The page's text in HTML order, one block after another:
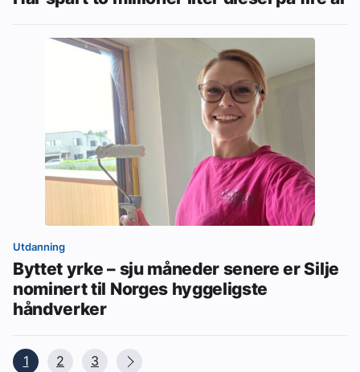
Utdanning
Byttet yrke – sju måneder senere er Silje
nominert til Norges hyggeligste
håndverker
1 2 3